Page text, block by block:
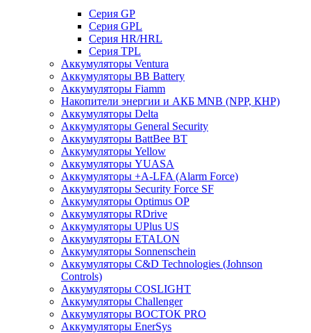
Cерия GP
Серия GPL
Серия HR/HRL
Серия TPL
Аккумуляторы Ventura
Аккумуляторы BB Battery
Аккумуляторы Fiamm
Накопители энергии и АКБ MNB (NPP, КНР)
Аккумуляторы Delta
Аккумуляторы General Security
Аккумуляторы BattBee BT
Аккумуляторы Yellow
Аккумуляторы YUASA
Аккумуляторы +A-LFA (Alarm Force)
Аккумуляторы Security Force SF
Аккумуляторы Optimus OP
Аккумуляторы RDrive
Аккумуляторы UPlus US
Аккумуляторы ETALON
Аккумуляторы Sonnenschein
Аккумуляторы С&D Technologies (Johnson
Controls)
Аккумуляторы COSLIGHT
Аккумуляторы Challenger
Аккумуляторы ВОСТОК PRO
Аккумуляторы EnerSys